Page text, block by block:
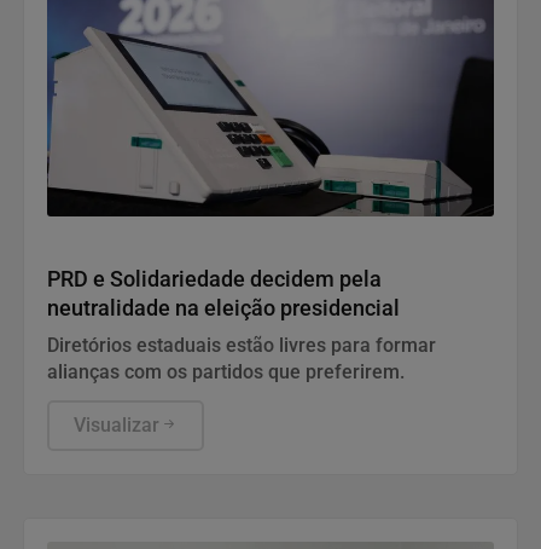
PRD e Solidariedade decidem pela
neutralidade na eleição presidencial
Diretórios estaduais estão livres para formar
alianças com os partidos que preferirem.
Visualizar